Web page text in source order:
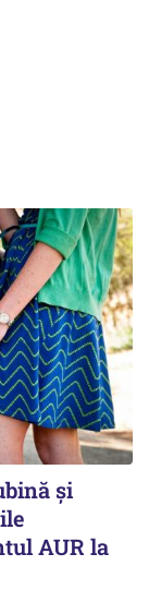
și
AUR la